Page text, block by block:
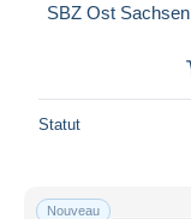
SBZ Ost
Statut
Nouveau